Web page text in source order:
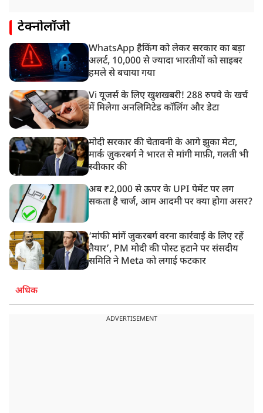
टेक्नोलॉजी
WhatsApp हैकिंग को लेकर सरकार का बड़ा
अलर्ट, 10,000 से ज्यादा भारतीयों को साइबर
हमले से बचाया गया
Vi यूजर्स के लिए खुशखबरी! 288 रुपये के खर्च
में मिलेगा अनलिमिटेड कॉलिंग और डेटा
मोदी सरकार की चेतावनी के आगे झुका मेटा,
मार्क ज़ुकरबर्ग ने भारत से मांगी माफ़ी, गलती भी
स्वीकार की
अब ₹2,000 से ऊपर के UPI पेमेंट पर लग
सकता है चार्ज, आम आदमी पर क्या होगा असर?
‘मांफी मांगें जुकरबर्ग वरना कार्रवाई के लिए रहें
तैयार’, PM मोदी की पोस्ट हटाने पर संसदीय
समिति ने Meta को लगाई फटकार
अधिक
ADVERTISEMENT